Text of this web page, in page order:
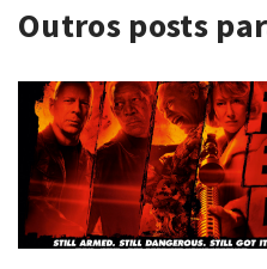
Outros posts